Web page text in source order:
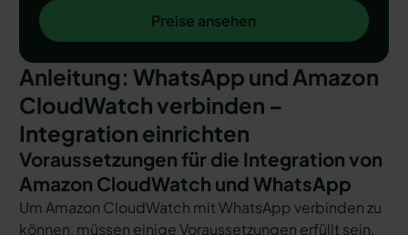
Preise ansehen
Preise ansehen
Anleitung: WhatsApp und Amazon
CloudWatch verbinden –
Integration einrichten
Voraussetzungen für die Integration von
Amazon CloudWatch und WhatsApp
Um Amazon CloudWatch mit WhatsApp verbinden zu
können, müssen einige Voraussetzungen erfüllt sein.